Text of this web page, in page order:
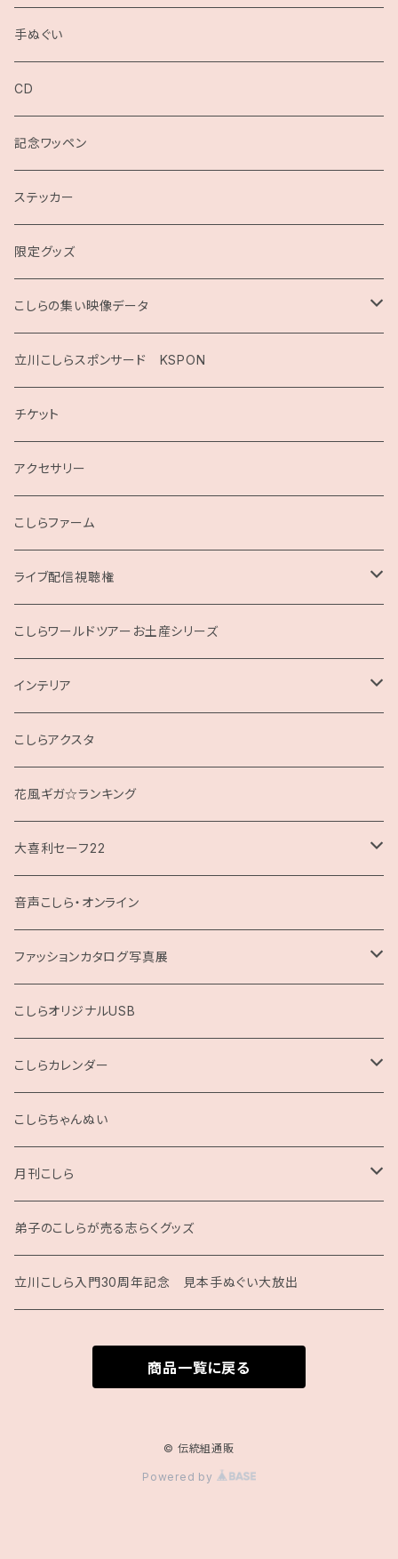
手ぬぐい
CD
記念ワッペン
ステッカー
限定グッズ
こしらの集い映像データ
2020
2019
こしらガンベッタ
立川こしらスポンサード KSPON
チケット
アクセサリー
こしらファーム
ライブ配信視聴権
こしらの集いweb
こしらワールドツアーお土産シリーズ
インテリア
クッション
こしらアクスタ
花風ギガ☆ランキング
大喜利セーフ22
お題回答Tシャツ
音声こしら・オンライン
ファッションカタログ写真展
展示用A4サイズ
2L版
こしらオリジナルUSB
こしらカレンダー
2025
こしらちゃんぬい
月刊こしら
月刊こしら用ファイル
月刊こしらバックナンバーセット（紙版）
弟子のこしらが売る志らくグッズ
立川こしら入門30周年記念 見本手ぬぐい大放出
商品一覧に戻る
© 伝統組通販
Powered by